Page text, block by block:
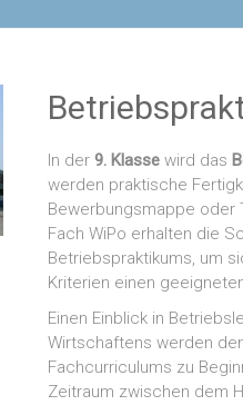
In der 9. Klasse wird das
werden praktische
Bewerbungsmappe oder
Fach WiPo erhalten die
Betriebspraktikums, um
Kriterien einen
Einen Einblick in
Wirtschaftens werden
Fachcurriculums zu
Zeitraum zwischen dem